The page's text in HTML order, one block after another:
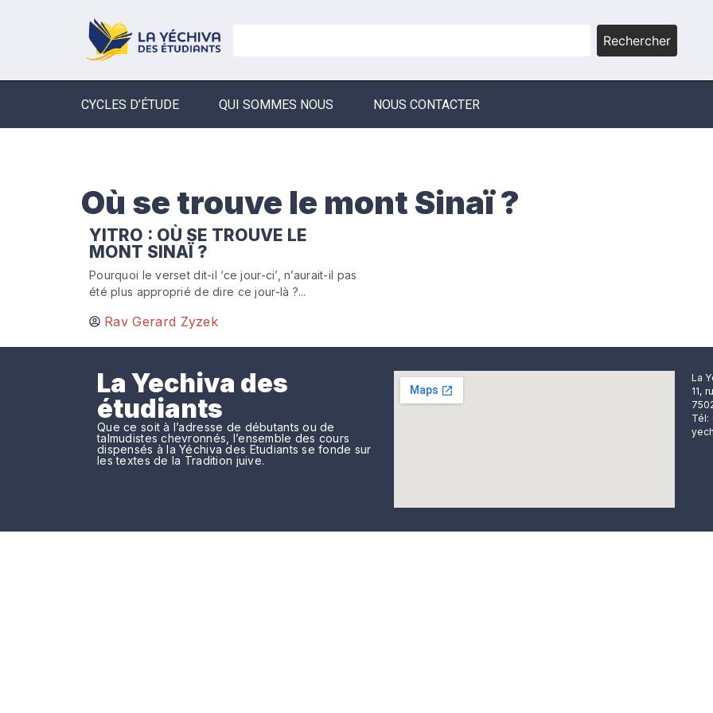
Rechercher
CYCLES D’ÉTUDE QUI SOMMES NOUS NOUS CONTACTER
Où se trouve le mont Sinaï ?
YITRO : OÙ SE TROUVE LE
MONT SINAÏ ?
Pourquoi le verset dit-il ‘ce jour-ci’, n’aurait-il pas
été plus approprié de dire ce jour-là ?...
Rav Gerard Zyzek
La Yechiva des
étudiants
Que ce soit à l’adresse de débutants ou de
talmudistes chevronnés, l’ensemble des cours
dispensés à la Yéchiva des Etudiants se fonde sur
les textes de la Tradition juive.
La
11,
Tél: